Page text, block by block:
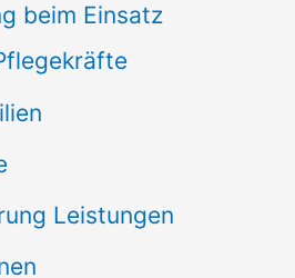
beim Einsatz
Leistungen